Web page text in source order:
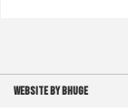
WEBSITE BY BHUGE